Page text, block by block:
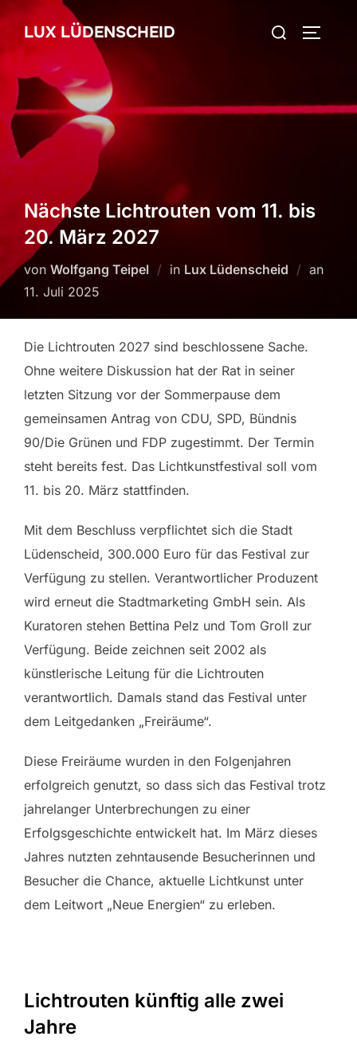
Zum
Inhalt
springen
LUX LÜDENSCHEID
Suchen
Nächste Lichtrouten vom 11. bis
20. März 2027
von Wolfgang Teipel in Lux Lüdenscheid an
11. Juli 2025
Die Lichtrouten 2027 sind beschlossene Sache.
Ohne weitere Diskussion hat der Rat in seiner
letzten Sitzung vor der Sommerpause dem
gemeinsamen Antrag von CDU, SPD, Bündnis
90/Die Grünen und FDP zugestimmt. Der Termin
steht bereits fest. Das Lichtkunstfestival soll vom
11. bis 20. März stattfinden.
Mit dem Beschluss verpflichtet sich die Stadt
Lüdenscheid, 300.000 Euro für das Festival zur
Verfügung zu stellen. Verantwortlicher Produzent
wird erneut die Stadtmarketing GmbH sein. Als
Kuratoren stehen Bettina Pelz und Tom Groll zur
Verfügung. Beide zeichnen seit 2002 als
künstlerische Leitung für die Lichtrouten
verantwortlich. Damals stand das Festival unter
dem Leitgedanken „Freiräume“.
Diese Freiräume wurden in den Folgenjahren
erfolgreich genutzt, so dass sich das Festival trotz
jahrelanger Unterbrechungen zu einer
Erfolgsgeschichte entwickelt hat. Im März dieses
Jahres nutzten zehntausende Besucherinnen und
Besucher die Chance, aktuelle Lichtkunst unter
dem Leitwort „Neue Energien“ zu erleben.
Lichtrouten künftig alle zwei
Jahre